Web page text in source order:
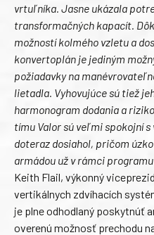
vrtuľníka. Jasne ukázala
transformačných kapacít.
možností kolmého vzletu a
konvertoplán je jediným
požiadavky na
lietadla. Vyhovujúce sú tiež
harmonogram dodania a
tímu Valor sú veľmi spokojní
doteraz dosiahol, pričom
armádou už v rámci programu
Keith Flail, výkonný
vertikálnych zdvíhacích
je plne odhodlaný poskytnúť
overenú možnosť prechodu